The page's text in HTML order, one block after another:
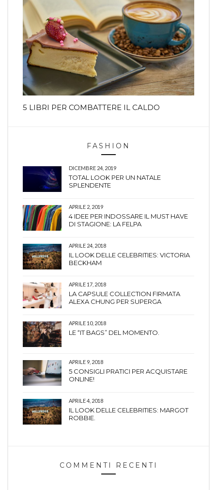
5 LIBRI PER COMBATTERE IL CALDO
FASHION
DICEMBRE 24, 2019
TOTAL LOOK PER UN NATALE
SPLENDENTE
APRILE 2, 2019
4 IDEE PER INDOSSARE IL MUST HAVE
DI STAGIONE: LA FELPA
APRILE 24, 2018
IL LOOK DELLE CELEBRITIES: VICTORIA
BECKHAM
APRILE 17, 2018
LA CAPSULE COLLECTION FIRMATA
ALEXA CHUNG PER SUPERGA
APRILE 10, 2018
LE “IT BAGS” DEL MOMENTO.
APRILE 9, 2018
5 CONSIGLI PRATICI PER ACQUISTARE
ONLINE!
APRILE 4, 2018
IL LOOK DELLE CELEBRITIES: MARGOT
ROBBIE.
COMMENTI RECENTI